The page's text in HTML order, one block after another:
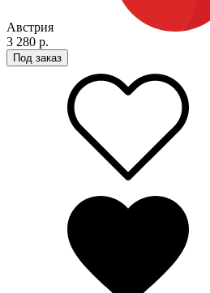
Австрия
3 280 р.
Под заказ